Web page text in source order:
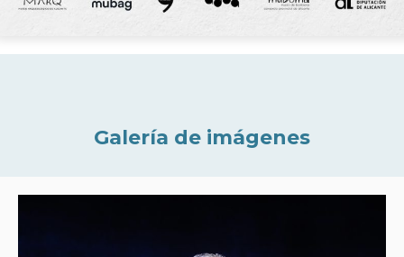
Galería de imágenes